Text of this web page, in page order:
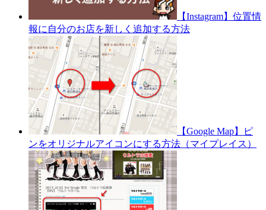
【Instagram】位置情
報に自分のお店を新しく追加する方法
【Google Map】ピ
ンをオリジナルアイコンにする方法（マイプレイス）